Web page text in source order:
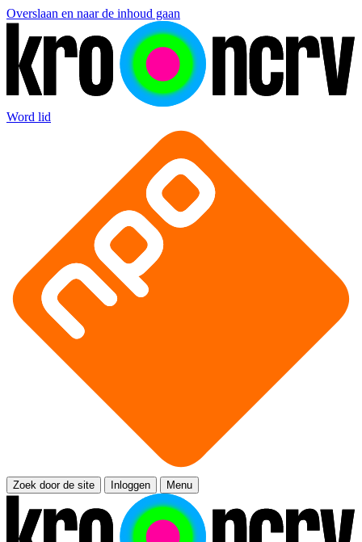
Overslaan en naar de inhoud gaan
Word lid
Zoek door de site Inloggen Menu